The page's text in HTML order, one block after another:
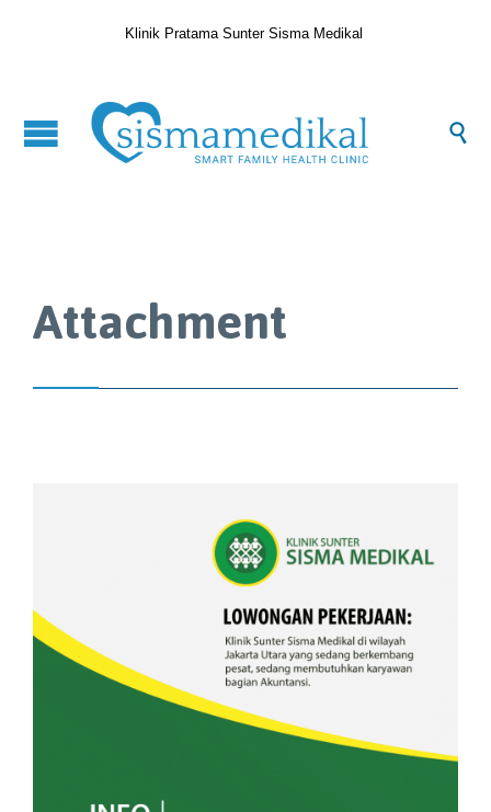
Klinik Pratama Sunter Sisma Medikal

Attachment